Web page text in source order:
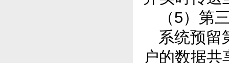
（5）第
系统预留
户的数据共